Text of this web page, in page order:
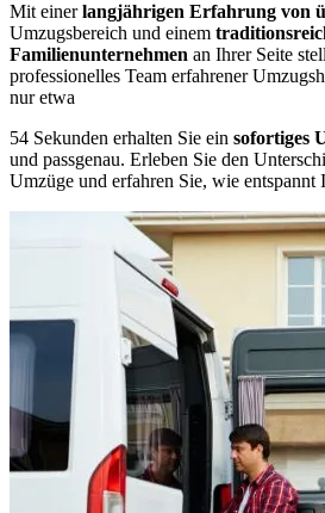
Mit einerlangjährigen Erfahrung von
Umzugsbereich und einem
Familienunternehmen an Ihrer Seite
professionelles Team erfahrener
nur etwa
54 Sekunden erhalten Sie ein sofortiges
und passgenau. Erleben Sie den
Umzüge und erfahren Sie, wie entspannt